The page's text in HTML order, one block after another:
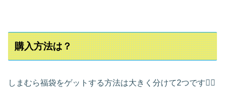
購入方法は？
しまむら福袋をゲットする方法は大きく分けて2つです🏃‍♀️